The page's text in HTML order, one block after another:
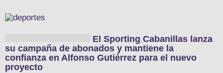
El Sporting Cabanillas lanza
su campaña de abonados y mantiene la
confianza en Alfonso Gutiérrez para el nuevo
proyecto